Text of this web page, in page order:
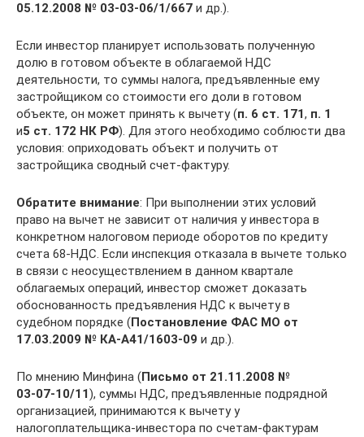
05.12.2008 № 03‑03‑06/1/667 и др.).
Если инвестор планирует использовать полученную
долю в готовом объекте в облагаемой НДС
деятельности, то суммы налога, предъявленные ему
застройщиком со стоимости его доли в готовом
объекте, он может принять к вычету (п. 6 ст. 171, п. 1
и5 ст. 172 НК РФ). Для этого необходимо соблюсти два
условия: оприходовать объект и получить от
застройщика сводный счет-фактуру.
Обратите внимание: При выполнении этих условий
право на вычет не зависит от наличия у инвестора в
конкретном налоговом периоде оборотов по кредиту
счета 68‑НДС. Если инспекция отказала в вычете только
в связи с неосуществлением в данном квартале
облагаемых операций, инвестор сможет доказать
обоснованность предъявления НДС к вычету в
судебном порядке (Постановление ФАС МО от
17.03.2009 № КА-А41/1603-09 и др.).
По мнению Минфина (Письмо от 21.11.2008 №
03‑07‑10/11), суммы НДС, предъявленные подрядной
организацией, принимаются к вычету у
налогоплательщика-инвестора по счетам-фактурам